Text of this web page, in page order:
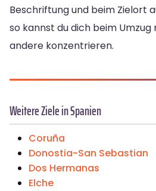
Beschriftung und beim Zielort
so kannst du dich beim Umzug
andere konzentrieren.
Weitere Ziele in Spanien
Coruña
Donostia-San Sebastian
Dos Hermanas
Elche